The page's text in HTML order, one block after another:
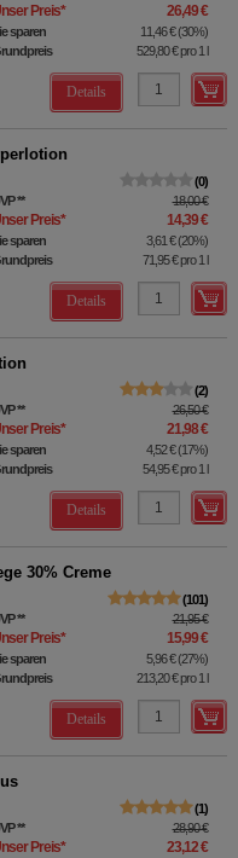
Preis* 26,49 €
sparen 11,46 €(30%)
529,80 €pro 1 l
Details
0
** 18,00 €
Preis* 14,39 €
sparen 3,61 €(20%)
71,95 €pro 1 l
Details
2
** 26,50 €
Preis* 21,98 €
sparen 4,52 €(17%)
54,95 €pro 1 l
Details
30% Creme
101
** 21,95 €
Preis* 15,99 €
sparen 5,96 €(27%)
213,20 €pro 1 l
Details
1
** 28,90 €
Preis* 23,12 €